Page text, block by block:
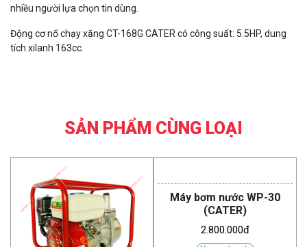
nhiều người lựa chọn tin dùng.
Động cơ nổ chạy xăng CT-168G CATER có công suất: 5.5HP, dung
tích xilanh 163cc.
SẢN PHẨM CÙNG LOẠI
Máy bơm nước WP-30
(CATER)
2.800.000đ